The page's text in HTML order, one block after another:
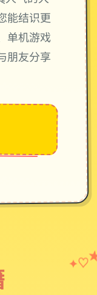
能结识更
单机游戏
朋友分享
✦♡